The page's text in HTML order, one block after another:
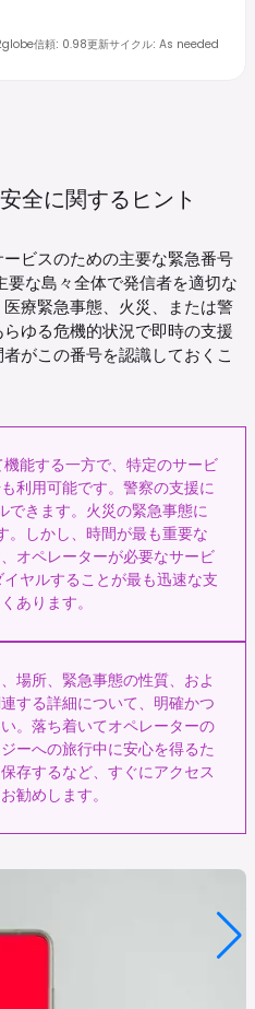
信頼: 0.98更新サイクル: As needed
全に関するヒント
ビスのための主要な緊急番号
要な島々全体で発信者を適切な
療緊急事態、火災、または警
ゆる危機的状況で即時の支援
がこの番号を認識しておくこ
能する一方で、特定のサービ
利用可能です。警察の支援に
できます。火災の緊急事態に
。しかし、時間が最も重要な
オペレーターが必要なサービ
ヤルすることが最も迅速な支
あります。
場所、緊急事態の性質、およ
する詳細について、明確かつ
。落ち着いてオペレーターの
ーへの旅行中に安心を得るた
存するなど、すぐにアクセス
勧めします。